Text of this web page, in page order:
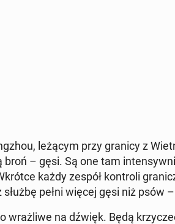
leżącym przy granicy z
broń – gęsi. Są one tam
każdy zespół kon­tro­li
pełni więcej gęsi niż psów
wraż­li­we na dźwięk. Będą